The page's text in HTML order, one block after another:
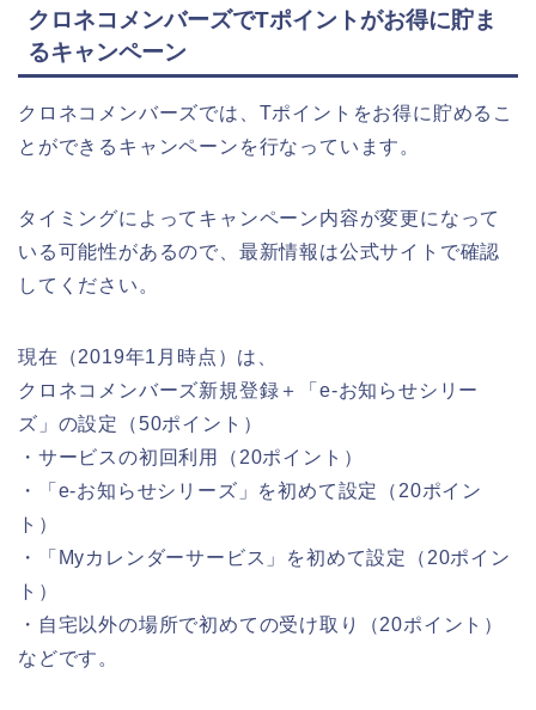
クロネコメンバーズでTポイントがお得に貯ま
るキャンペーン
クロネコメンバーズでは、Tポイントをお得に貯めるこ
とができるキャンペーンを行なっています。
タイミングによってキャンペーン内容が変更になって
いる可能性があるので、最新情報は公式サイトで確認
してください。
現在（2019年1月時点）は、
クロネコメンバーズ新規登録＋「e-お知らせシリー
ズ」の設定（50ポイント）
・サービスの初回利用（20ポイント）
・「e-お知らせシリーズ」を初めて設定（20ポイン
ト）
・「Myカレンダーサービス」を初めて設定（20ポイン
ト）
・自宅以外の場所で初めての受け取り（20ポイント）
などです。